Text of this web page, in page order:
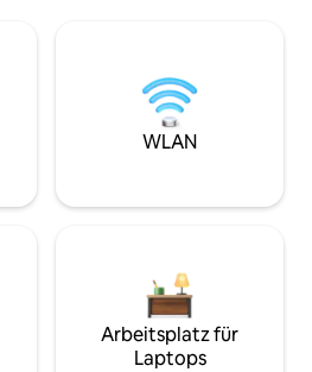
WLAN
Arbeitsplatz für
Laptops